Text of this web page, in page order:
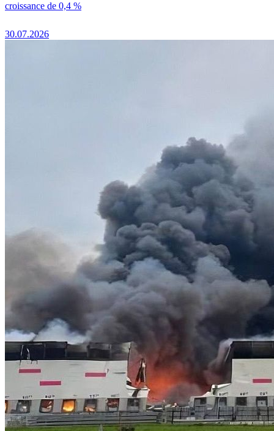
croissance de 0,4 %
30.07.2026